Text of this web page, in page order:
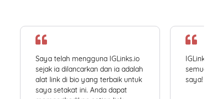
Saya telah mengguna IGLinks.io
sejak ia dilancarkan dan ia adalah
alat link di bio yang terbaik untuk
saya setakat ini. Anda dapat
IGLinks.io
semua
saya!